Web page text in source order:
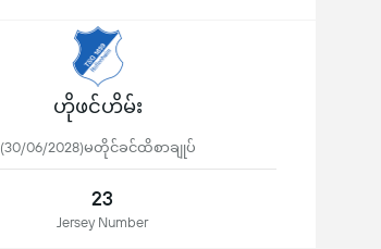
ဟိုဖင်ဟိမ်း
(30/06/2028)မတိုင်ခင်ထိစာချုပ်
23
Jersey Number